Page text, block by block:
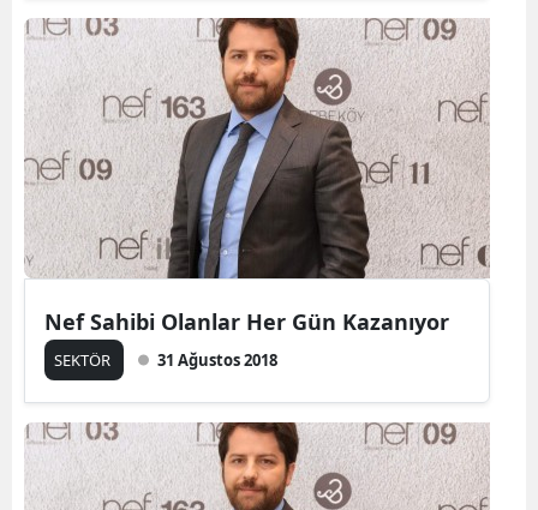
Nef Sahibi Olanlar Her Gün Kazanıyor
SEKTÖR 31 Ağustos 2018